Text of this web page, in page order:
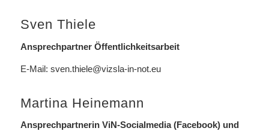
Sven Thiele
Ansprechpartner Öffentlichkeitsarbeit
E-Mail: sven.thiele@vizsla-in-not.eu
Martina Heinemann
Ansprechpartnerin ViN-Socialmedia (Facebook) und